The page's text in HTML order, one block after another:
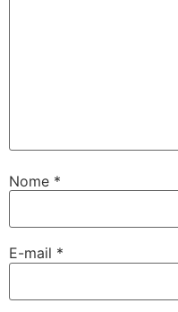
Nome *
E-mail *